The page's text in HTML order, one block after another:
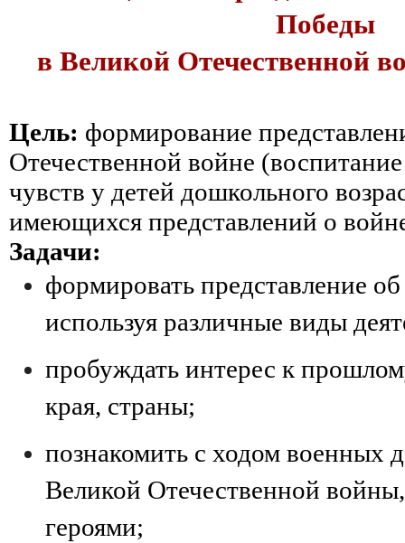
Победы
в Великой Отечественной
Цель: формирование
Отечественной войне
чувств у детей дошкольного
имеющихся представлений о
Задачи:
формировать представление
используя различные виды
пробуждать интерес к
края, страны;
познакомить с ходом военных
Великой Отечественной
героями;